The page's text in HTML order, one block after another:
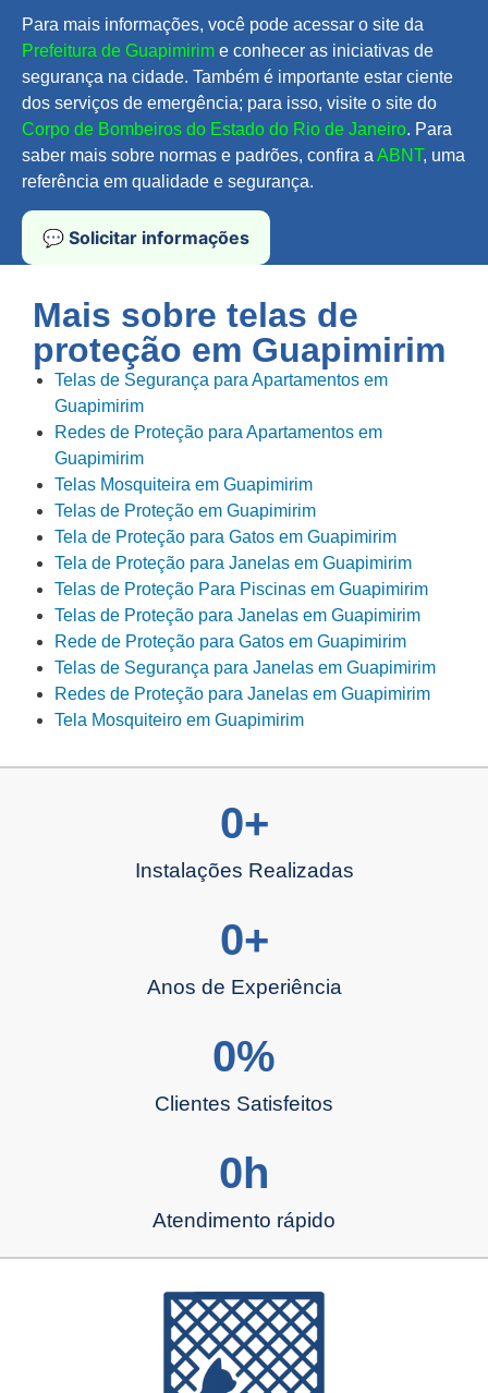
Para mais informações, você pode acessar o site da
Prefeitura de Guapimirim e conhecer as iniciativas de
segurança na cidade. Também é importante estar ciente
dos serviços de emergência; para isso, visite o site do
Corpo de Bombeiros do Estado do Rio de Janeiro. Para
saber mais sobre normas e padrões, confira a ABNT, uma
referência em qualidade e segurança.
💬 Solicitar informações
Mais sobre telas de
proteção em Guapimirim
Telas de Segurança para Apartamentos em
Guapimirim
Redes de Proteção para Apartamentos em
Guapimirim
Telas Mosquiteira em Guapimirim
Telas de Proteção em Guapimirim
Tela de Proteção para Gatos em Guapimirim
Tela de Proteção para Janelas em Guapimirim
Telas de Proteção Para Piscinas em Guapimirim
Telas de Proteção para Janelas em Guapimirim
Rede de Proteção para Gatos em Guapimirim
Telas de Segurança para Janelas em Guapimirim
Redes de Proteção para Janelas em Guapimirim
Tela Mosquiteiro em Guapimirim
Instalações Realizadas
0+
Anos de Experiência
0+
Clientes Satisfeitos
0%
Atendimento rápido
0h